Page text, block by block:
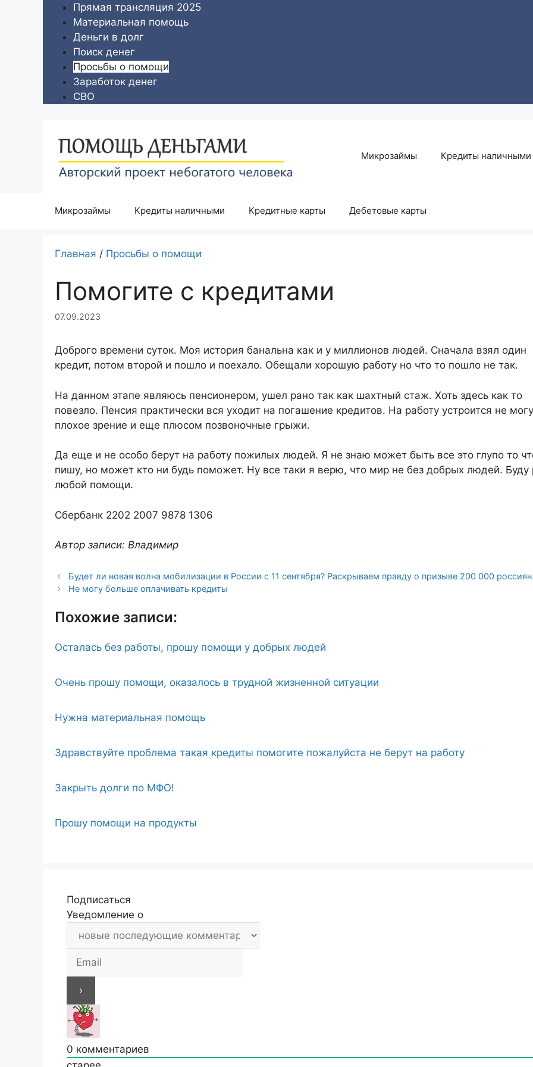
содержимому
Прямая трансляция 2025
Материальная помощь
Деньги в долг
Поиск денег
Просьбы о помощи
Заработок денег
СВО
Микрозаймы Кредиты наличными
Микрозаймы Кредиты наличными Кредитные карты Дебетовые карты
Главная / Просьбы о помощи
Помогите с кредитами
07.09.2023
Доброго времени суток. Моя история банальна как и у миллионов людей. Сначала взял один
кредит, потом второй и пошло и поехало. Обещали хорошую работу но что то пошло не так.
На данном этапе являюсь пенсионером, ушел рано так как шахтный стаж. Хоть здесь как то
повезло. Пенсия практически вся уходит на погашение кредитов. На работу устроится не
плохое зрение и еще плюсом позвоночные грыжи.
Да еще и не особо берут на работу пожилых людей. Я не знаю может быть все это глупо то
пишу, но может кто ни будь поможет. Ну все таки я верю, что мир не без добрых людей. Буду
любой помощи.
Сбербанк 2202 2007 9878 1306
Автор записи: Владимир
Будет ли новая волна мобилизации в России с 11 сентября? Раскрываем правду о призыве 200 000
Не могу больше оплачивать кредиты
Похожие записи:
Осталась без работы, прошу помощи у добрых людей
Очень прошу помощи, оказалось в трудной жизненной ситуации
Нужна материальная помощь
Здравствуйте проблема такая кредиты помогите пожалуйста не берут на работу
Закрыть долги по МФО!
Прошу помощи на продукты
Подписаться
Уведомление о
0 комментариев